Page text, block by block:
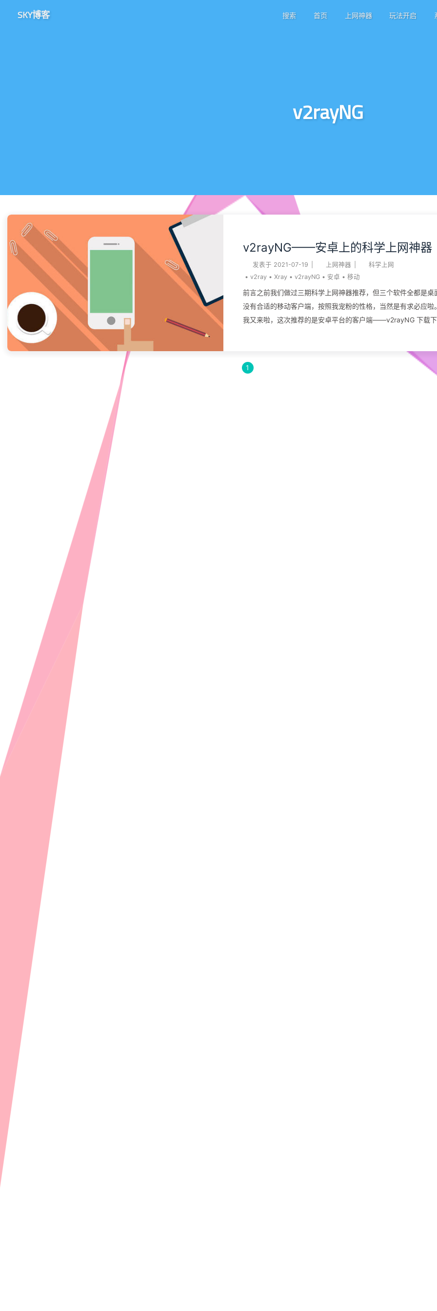
SKY博客 搜索 首页 上网神器 玩法开启
v2rayNG
v2rayNG——安卓上的科学上网神器
发表于 2021-07-19 上网神器
科学上网
• v2ray • Xray • v2rayNG • 安卓 • 移动
前言之前我们做过三期科学上网神器推荐，但三个软件全都是桌
没有合适的移动客户端，按照我宠粉的性格，当然是有求必应啦
我又来啦，这次推荐的是安卓平台的客户端——v2rayNG 下载
arm64版本。 软件页面 软件整个页面还是非常干净整洁的，貌
工男的审美？ 支持的协议也是非常齐全的，非常适合自建党 导入你喜欢的
1